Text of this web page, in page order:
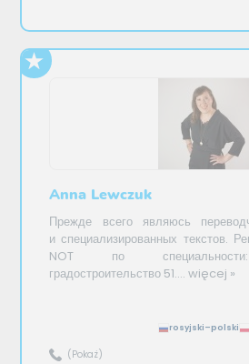
Anna Lewczuk
Прежде всего являюсь
и специализированных текстов.
NOT по специальности:
градостроительство 51.... więcej »
rosyjski–polski
(Pokaż)